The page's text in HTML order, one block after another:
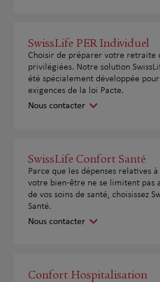
SwissLife PER Individuel
Choisir de préparer votre retraite
privilégiées. Notre solution
été spécialement développée
exigences de la loi Pacte.
Nous contacter
SwissLife Confort Santé
Parce que les dépenses relatives
votre bien-être ne se limitent pas
de vos soins de santé, choisissez
Santé.
Nous contacter
Confort Hospitalisation